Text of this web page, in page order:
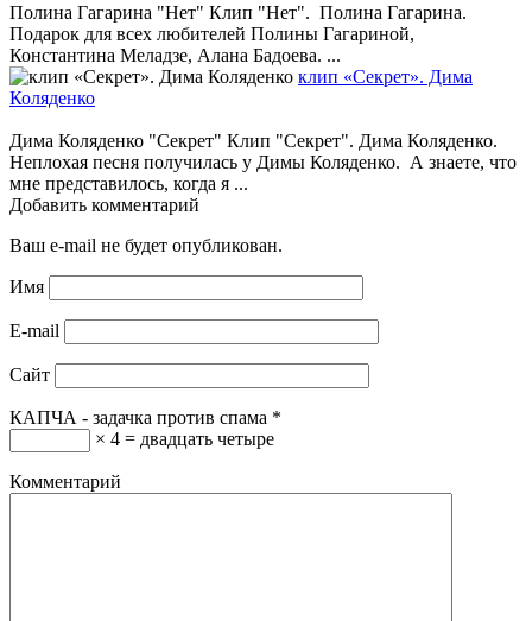
Полина Гагарина "Нет" Клип "Нет". Полина Гагарина.
Подарок для всех любителей Полины Гагариной,
Константина Меладзе, Алана Бадоева. ...
клип «Секрет». Дима
Коляденко
Дима Коляденко "Секрет" Клип "Секрет". Дима Коляденко.
Неплохая песня получилась у Димы Коляденко. А знаете, что
мне представилось, когда я ...
Добавить комментарий
Ваш e-mail не будет опубликован.
Имя
E-mail
Сайт
КАПЧА - задачка против спама *
× 4 = двадцать четыре
Комментарий